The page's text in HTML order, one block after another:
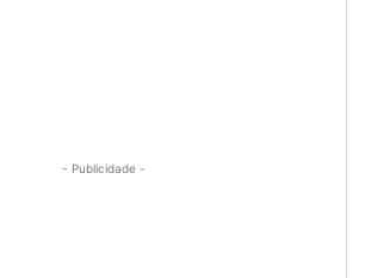
- Publicidade -